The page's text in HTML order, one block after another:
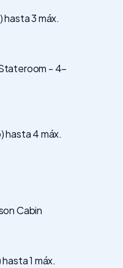
3 máx.
- 4-
4 máx.
Cabin
1 máx.